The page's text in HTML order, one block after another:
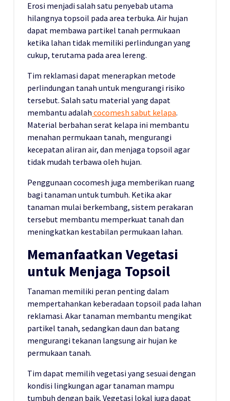
Erosi menjadi salah satu penyebab utama
hilangnya topsoil pada area terbuka. Air hujan
dapat membawa partikel tanah permukaan
ketika lahan tidak memiliki perlindungan yang
cukup, terutama pada area lereng.
Tim reklamasi dapat menerapkan metode
perlindungan tanah untuk mengurangi risiko
tersebut. Salah satu material yang dapat
membantu adalah cocomesh sabut kelapa.
Material berbahan serat kelapa ini membantu
menahan permukaan tanah, mengurangi
kecepatan aliran air, dan menjaga topsoil agar
tidak mudah terbawa oleh hujan.
Penggunaan cocomesh juga memberikan ruang
bagi tanaman untuk tumbuh. Ketika akar
tanaman mulai berkembang, sistem perakaran
tersebut membantu memperkuat tanah dan
meningkatkan kestabilan permukaan lahan.
Memanfaatkan Vegetasi
untuk Menjaga Topsoil
Tanaman memiliki peran penting dalam
mempertahankan keberadaan topsoil pada lahan
reklamasi. Akar tanaman membantu mengikat
partikel tanah, sedangkan daun dan batang
mengurangi tekanan langsung air hujan ke
permukaan tanah.
Tim dapat memilih vegetasi yang sesuai dengan
kondisi lingkungan agar tanaman mampu
tumbuh dengan baik. Vegetasi lokal juga dapat